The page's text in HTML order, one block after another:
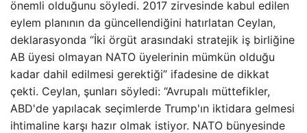
önemli olduğunu söyledi. 2017 zirvesinde kabul edilen
eylem planının da güncellendiğini hatırlatan Ceylan,
deklarasyonda “İki örgüt arasındaki stratejik iş birliğine
AB üyesi olmayan NATO üyelerinin mümkün olduğu
kadar dahil edilmesi gerektiği” ifadesine de dikkat
çekti. Ceylan, şunları söyledi: “Avrupalı ​​müttefikler,
ABD'de yapılacak seçimlerde Trump'ın iktidara gelmesi
ihtimaline karşı hazır olmak istiyor. NATO bünyesinde